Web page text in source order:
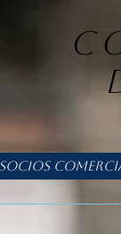
Socios